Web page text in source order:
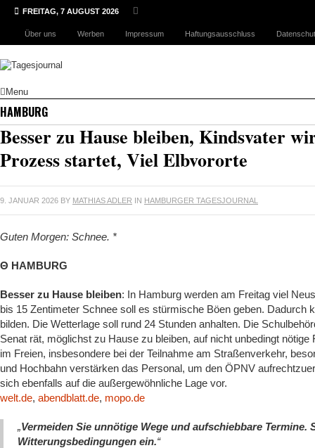
FREITAG, 7 AUGUST 2026
Über uns Werben Impressum Haftungsausschluss
Menu
HAMBURG
Besser zu Hause bleiben, Kindsvater
Prozess startet, Viel Elbvororte
9. JANUAR 2026 BY MATHIAS ADLER IN HAMBURGER TAGESJOURNAL
Guten Morgen: Schnee. *
Θ HAMBURG
Besser zu Hause bleiben: In Hamburg werden am Freitag viel
bis 15 Zentimeter Schnee soll es stürmische Böen geben. Dadurch
bilden. Die Wetterlage soll rund 24 Stunden anhalten. Die
Senat rät, möglichst zu Hause zu bleiben, auf nicht unbedingt
im Freien, insbesondere bei der Teilnahme am Straßenverkehr,
und Hochbahn verstärken das Personal, um den ÖPNV
sich ebenfalls auf die außergewöhnliche Lage vor.
welt.de, abendblatt.de, mopo.de
„Vermeiden Sie unnötige Wege und aufschiebbare Termine.
Witterungsbedingungen ein.“